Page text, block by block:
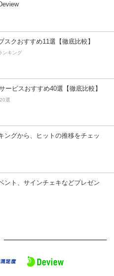
スクおすすめ11選【徹底比較】
ンキング
ービスおすすめ40選【徹底比較】
選
ングから、ヒットの推移をチェッ
ント、サインチェキなどプレゼン